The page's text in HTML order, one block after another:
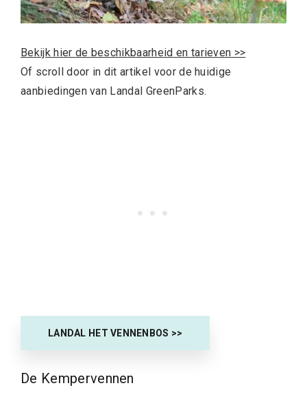
Bekijk hier de beschikbaarheid en tarieven >>
Of scroll door in dit artikel voor de huidige
aanbiedingen van Landal GreenParks.
LANDAL HET VENNENBOS >>
De Kempervennen